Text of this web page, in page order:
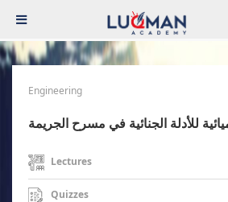
Engineering
للأدلة الجنائية في مسرح الجريمة
Lectures
Quizzes